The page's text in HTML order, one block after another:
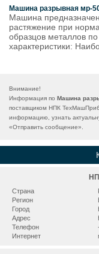
Машина разрывная мр-
Машина
растяжение при
образцов металлов
характеристики:
Внимание!
Информация по Машина
поставщиком НПК
информацию, узнать
«Отправить сообщение».
Страна
Регион
Город
Адрес
Телефон
Интернет